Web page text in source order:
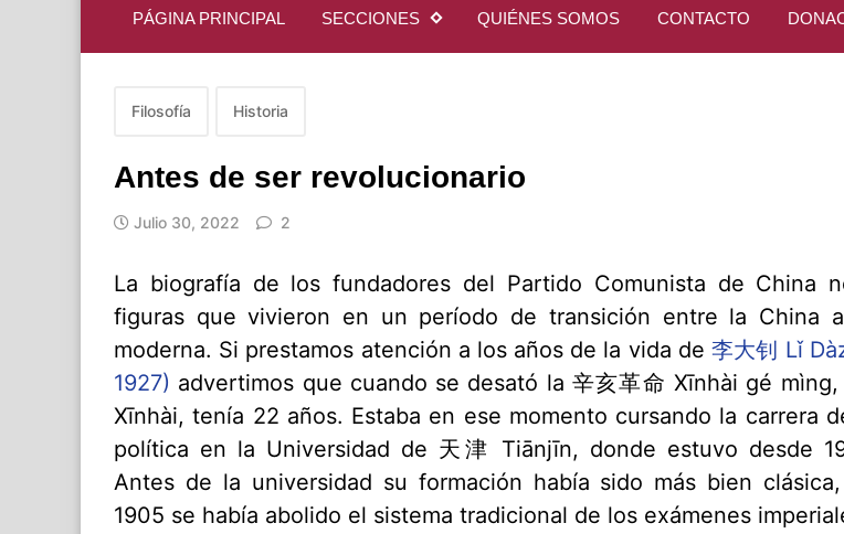
PÁGINA PRINCIPAL SECCIONES QUIÉNES SOMOS CONTACTO
Filosofía Historia
Antes de ser revolucionario
Julio 30, 2022 2
La biografía de los fundadores del Partido Comunista de China
figuras que vivieron en un período de transición entre la China
moderna. Si prestamos atención a los años de la vida de 李大钊 Lǐ
1927) advertimos que cuando se desató la 辛亥革命 Xīnhài gé mìng,
Xīnhài, tenía 22 años. Estaba en ese momento cursando la carrera
política en la Universidad de 天津 Tiānjīn, donde estuvo desde
Antes de la universidad su formación había sido más bien
1905 se había abolido el sistema tradicional de los exámenes